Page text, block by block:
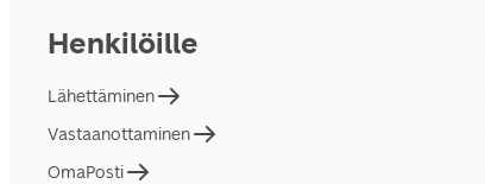
Henkilöille
Lähettäminen
Vastaanottaminen
OmaPosti